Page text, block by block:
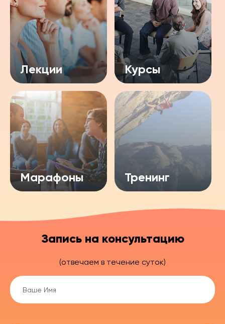
Лекции Курсы
Марафоны Тренинг
Запись на консультацию
(отвечаем в течение суток)